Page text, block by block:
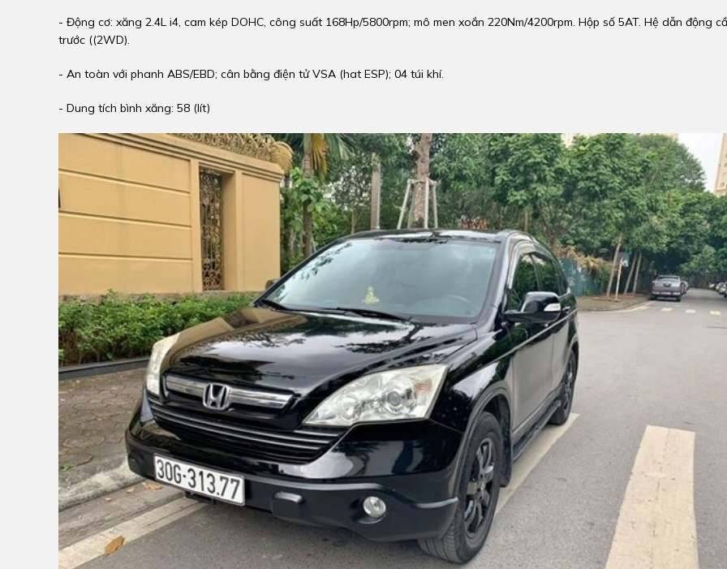
- Động cơ: xăng 2.4L i4, cam kép DOHC, công suất 168Hp/5800rpm; mô men xoắn 220Nm/4200rpm. Hộp số 5AT. Hệ dẫn động
trước ((2WD).
- An toàn với phanh ABS/EBD; cân bằng điện tử VSA (hat ESP); 04 túi khí.
- Dung tích bình xăng: 58 (lít)